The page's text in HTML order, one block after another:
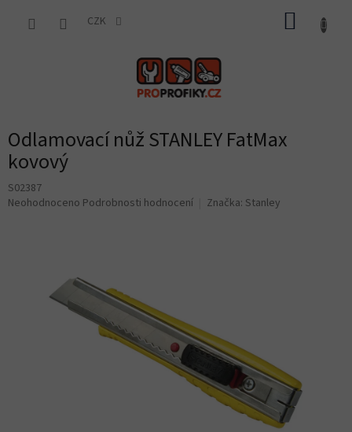
CZK
Odlamovací nůž STANLEY FatMax
kovový
S02387
Průměrné
hvězdiček.
Neohodnoceno Podrobnosti hodnocení Značka: Stanley